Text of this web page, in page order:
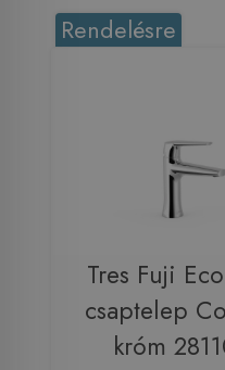
Rendelésre
Tres Fuji
csaptelep
króm